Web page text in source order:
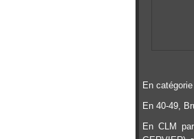
En
En 40-49,
En CLM